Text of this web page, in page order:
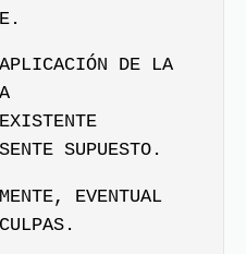
DE LA
SUPUESTO.
EVENTUAL